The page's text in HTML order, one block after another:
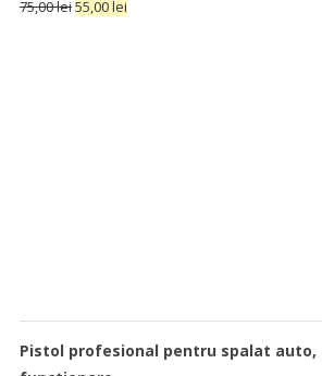
75,00lei55,00lei
Pistol profesional pentru spalat auto,